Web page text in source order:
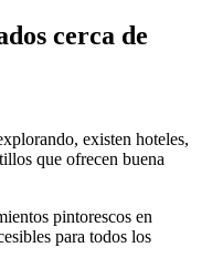
cerca de
existen hoteles,
que ofrecen buena
pintorescos en
para todos los